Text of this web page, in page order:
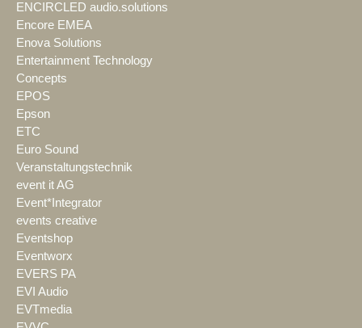
ENCIRCLED audio.solutions
Encore EMEA
Enova Solutions
Entertainment Technology
Concepts
EPOS
Epson
ETC
Euro Sound
Veranstaltungstechnik
event it AG
Event*Integrator
events creative
Eventshop
Eventworx
EVERS PA
EVI Audio
EVTmedia